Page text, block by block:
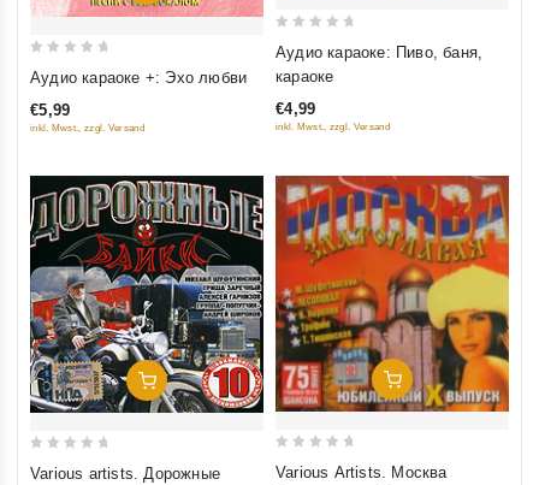
out
of
Аудио караоке +: Эхо любви
€5,99
inkl. Mwst., zzgl. Versand
out
5
Аудио караоке: Пиво, баня,
караоке
€4,99
inkl. Mwst., zzgl. Versand
Добавить В Корзину
Various artists. Дорожные
Добавить В Корзину
Various Artists. Москва